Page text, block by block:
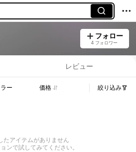
フォロー
4 フォロワー
レビュー
ー 価格 絞り込み
たアイテムがありません
ンで試してみてください。